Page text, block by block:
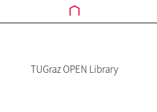
TUGraz OPEN Library